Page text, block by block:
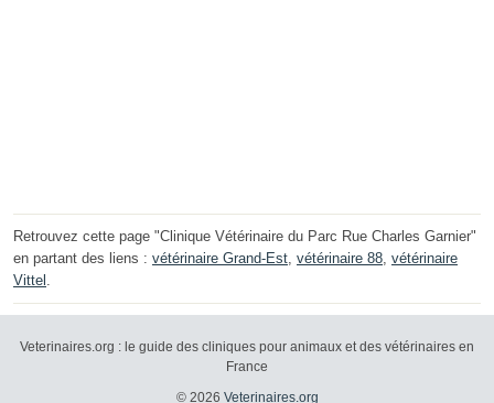
Retrouvez cette page "Clinique Vétérinaire du Parc Rue Charles Garnier"
en partant des liens : vétérinaire Grand-Est, vétérinaire 88, vétérinaire
Vittel .
Veterinaires.org : le guide des cliniques pour animaux et des vétérinaires en
France
© 2026 Veterinaires.org